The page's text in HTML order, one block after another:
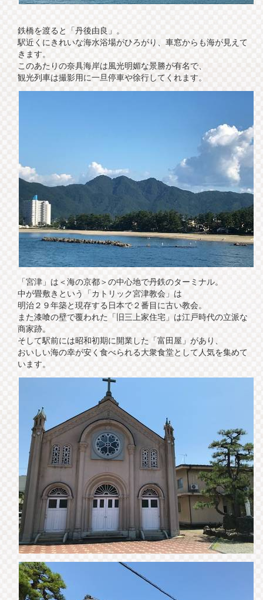
鉄橋を渡ると「丹後由良」。
駅近くにきれいな海水浴場がひろがり、車窓からも海が見えて
きます。
このあたりの奈具海岸は風光明媚な景勝が有名で、
観光列車は撮影用に一旦停車や徐行してくれます。
「宮津」は＜海の京都＞の中心地で丹鉄のターミナル。
中が畳敷きという「カトリック宮津教会」は
明治２９年築と現存する日本で２番目に古い教会。
また漆喰の壁で覆われた「旧三上家住宅」は江戸時代の立派な
商家跡。
そして駅前には昭和初期に開業した「富田屋」があり、
おいしい海の幸が安く食べられる大衆食堂として人気を集めて
います。